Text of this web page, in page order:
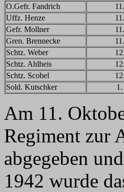
O.Gefr. Fandrich
Uffz. Henze
Gefr. Mollner
Gren. Brennecke
Schtz. Weber
Schtz. Ahlheis
Schtz. Scobel
Sold. Kutschker
Am 11.
Regiment zur
abgegeben
1942 wurde